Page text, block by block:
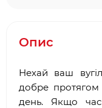
Опис
Нехай ваш
добре протягом
день. Якщо